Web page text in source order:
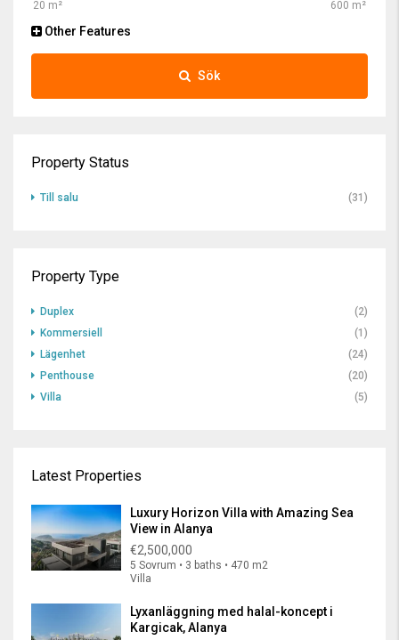
Other Features
Sök
Property Status
Till salu (31)
Property Type
Duplex
(2)
Kommersiell
(1)
Lägenhet
(24)
Penthouse
(20)
Villa
(5)
Latest Properties
Luxury Horizon Villa with Amazing Sea
View in Alanya
€2,500,000
5 Sovrum • 3 baths • 470 m2
Villa
Lyxanläggning med halal-koncept i
Kargicak, Alanya